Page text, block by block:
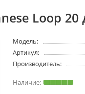
Loop
Модель:
Артикул:
Производитель: